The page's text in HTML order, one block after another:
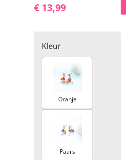
€ 13,99
Kleur
Oranje
Paars